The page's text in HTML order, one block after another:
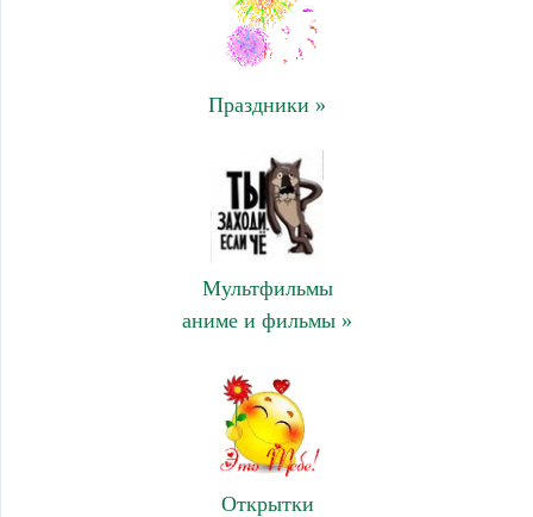
Праздники »
Мультфильмы
аниме и фильмы »
Открытки